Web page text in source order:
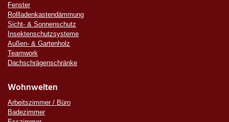
Fenster
Rollladenkastendämmung
Sicht- & Sonnenschutz
Insektenschutzsysteme
Außen- & Gartenholz
Teamwork
Dachschrägenschränke
Wohnwelten
Arbeitszimmer / Büro
Badezimmer